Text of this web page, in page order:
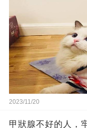
2023/11/20
甲狀腺不好的人，